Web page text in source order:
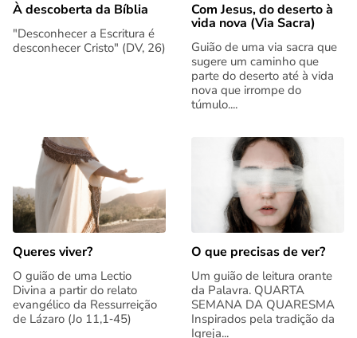
À descoberta da Bíblia
"Desconhecer a Escritura é
desconhecer Cristo" (DV, 26)
Com Jesus, do deserto à
vida nova (Via Sacra)
Guião de uma via sacra que
sugere um caminho que
parte do deserto até à vida
nova que irrompe do
túmulo....
Queres viver?
O guião de uma Lectio
Divina a partir do relato
evangélico da Ressurreição
de Lázaro (Jo 11,1‑45)
O que precisas de ver?
Um guião de leitura orante
da Palavra. QUARTA
SEMANA DA QUARESMA
Inspirados pela tradição da
Igreja...